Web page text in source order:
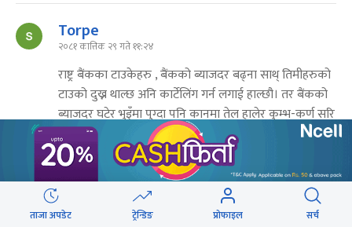
Torpe
२०८१ कात्तिक २९ गते ११:२४
राष्ट्र बैंकका टाउकेहरु , बैंकको ब्याजदर बढ्ना साथ् तिमीहरुको
टाउको दुख्न थाल्छ अनि कार्टेलिंग गर्न लगाई हाल्छौ। तर बैंकको
ब्याजदर घटेर भुइँमा पुग्दा पनि कानमा तेल हालेर कुम्भ-कर्ण सरि
चिर निद्रामा रहन्छौ। लाज सरम केहि नभए पछि येस्तै हो। अब
फेरी ब्याजदर बढ्ना साथ् कार्टेलिंग गर्नलाई तयारी अबस्थामा
रहनु होला।
5
ताजा अपडेट ट्रेन्डिङ प्रोफाइल सर्च